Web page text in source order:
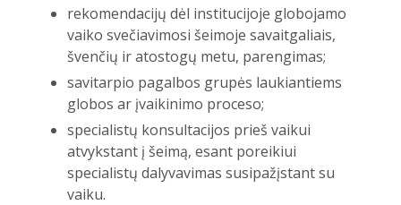
Globos centro įgyvendinami projektai
Teikiamos paslaugos
Grupinė terapija
Psichologo paslaugos
Paslaugos
Paslaugų gavimo tvarka
Specialistų komanda
Paslaugų kainos
Projektai
Savanoriška globa (svečiavimasis)
Teisės aktai
rekomendacijų dėl institucijoje globojamo
vaiko svečiavimosi šeimoje savaitgaliais,
švenčių ir atostogų metu, parengimas;
savitarpio pagalbos grupės laukiantiems
globos ar įvaikinimo proceso;
specialistų konsultacijos prieš vaikui
atvykstant į šeimą, esant poreikiui
specialistų dalyvavimas susipažįstant su
vaiku.